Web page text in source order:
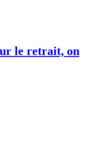
le retrait, on